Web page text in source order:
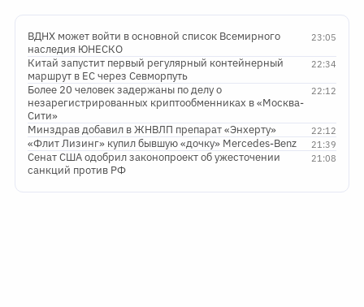
23:05
ВДНХ может войти в основной список Всемирного
наследия ЮНЕСКО
22:34
Китай запустит первый регулярный контейнерный
маршрут в ЕС через Севморпуть
22:12
Более 20 человек задержаны по делу о
незарегистрированных криптообменниках в «Москва-
Сити»
22:12
Минздрав добавил в ЖНВЛП препарат «Энхерту»
21:39
«Флит Лизинг» купил бывшую «дочку» Mercedes-Benz
21:08
Сенат США одобрил законопроект об ужесточении
санкций против РФ